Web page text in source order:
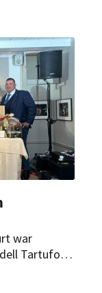
war
Tartufo